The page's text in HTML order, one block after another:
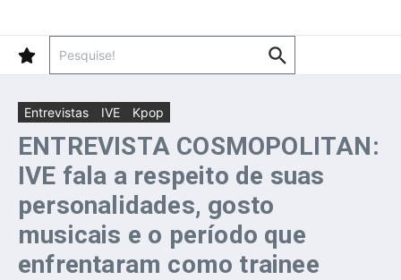
Entrevistas IVE Kpop
ENTREVISTA COSMOPOLITAN:
IVE fala a respeito de suas
personalidades, gosto
musicais e o período que
enfrentaram como trainee